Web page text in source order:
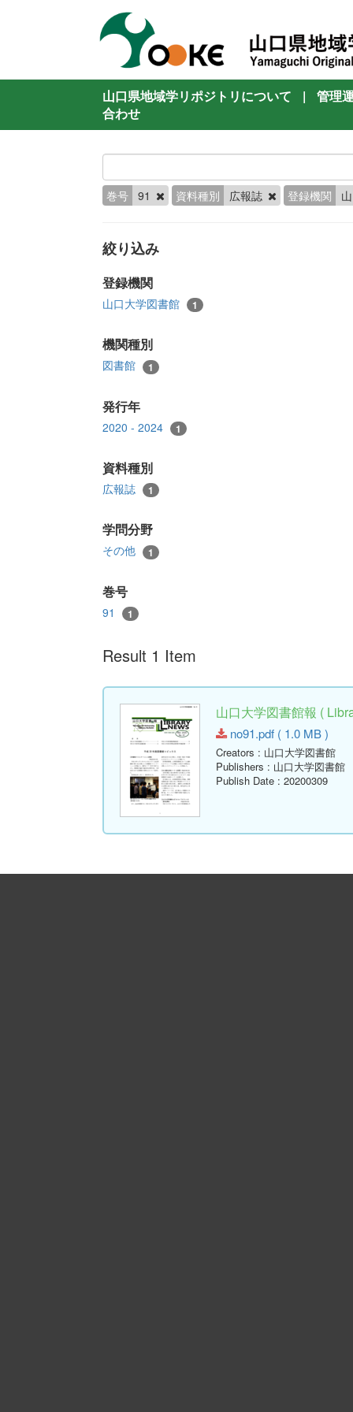
山口県地域学リポジトリについて |
管理
合わせ
巻号 91 資料種別 広報誌 登録機関
絞り込み
登録機関
山口大学図書館 1
機関種別
図書館 1
発行年
2020 - 2024 1
資料種別
広報誌 1
学問分野
その他 1
巻号
91 1
Result 1 Item
山口大学図書館報 (
no91.pdf ( 1.0 MB )
Creators : 山口大学図書館
Publishers : 山口大学図書館
Publish Date : 20200309